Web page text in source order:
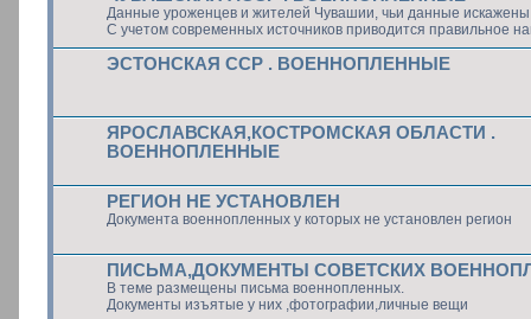
Данные уроженцев и жителей Чувашии, чьи данные искажены
С учетом современных источников приводится правильное
ЭСТОНСКАЯ ССР . ВОЕННОПЛЕННЫЕ
ЯРОСЛАВСКАЯ,КОСТРОМСКАЯ ОБЛАСТИ .
ВОЕННОПЛЕННЫЕ
РЕГИОН НЕ УСТАНОВЛЕН
Документа военнопленных у которых не установлен регион
ПИСЬМА,ДОКУМЕНТЫ СОВЕТСКИХ
В теме размещены письма военнопленных.
Документы изъятые у них ,фотографии,личные вещи